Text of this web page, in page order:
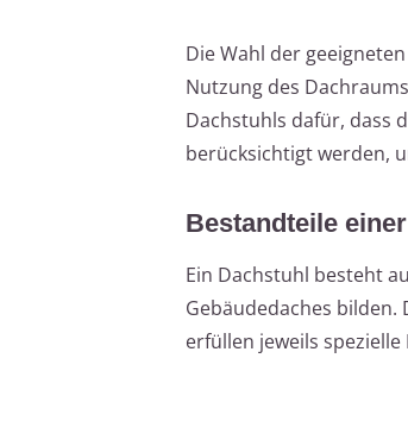
Die Wahl der
Nutzung des
Dachstuhls dafür, dass
berücksichtigt werden,
Bestandteile
Ein Dachstuhl besteht
Gebäudedaches
erfüllen jeweils spezielle